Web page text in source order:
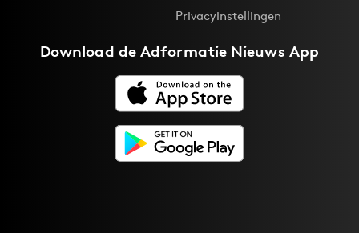
Privacyinstellingen
Download deAdformatie Nieuws App